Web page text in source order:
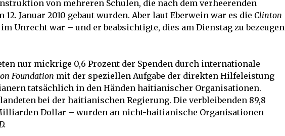
von mehreren Schulen, die nach dem verheerenden
12. Januar 2010 gebaut wurden. Aber laut Eberwein war es die Clinton
Unrecht war – und er beabsichtigte, dies am Dienstag zu bezeugen
nur mickrige 0,6 Prozent der Spenden durch internationale
Foundation mit der speziellen Aufgabe der direkten Hilfeleistung
tatsächlich in den Händen haitianischer Organisationen.
bei der haitianischen Regierung. Die verbleibenden 89,8
Dollar – wurden an nicht-haitianische Organisationen